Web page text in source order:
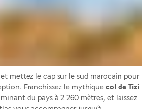
mettez le cap sur le sud marocain pour
Franchissez le mythique col de Tizi
du pays à 2 260 mètres, et laissez